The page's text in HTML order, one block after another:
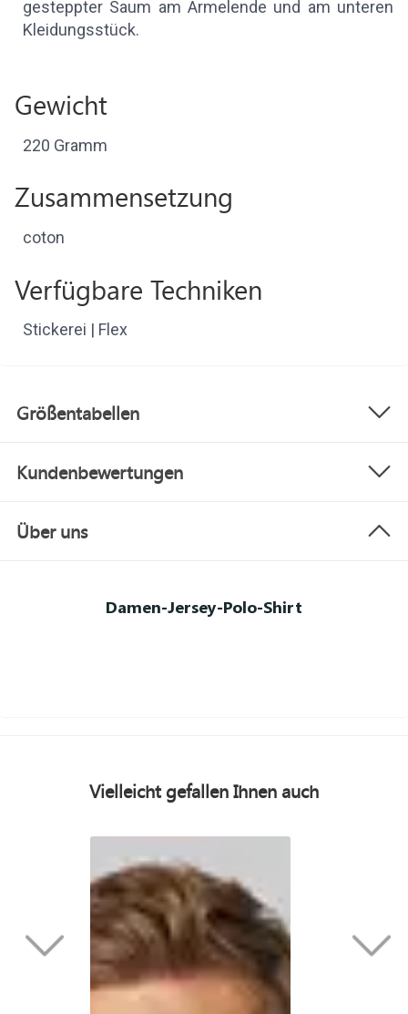
gesteppter Saum am Ärmelende und am unteren
Kleidungsstück.
Gewicht
220 Gramm
Zusammensetzung
coton
Verfügbare Techniken
Stickerei | Flex
Größentabellen
Kundenbewertungen
Über uns
Damen-Jersey-Polo-Shirt
Vielleicht gefallen Ihnen auch